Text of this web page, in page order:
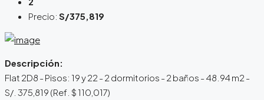
Precio: S/375,819
Descripción:
Flat 2D8 - Pisos: 19 y 22 - 2 dormitorios - 2 baños - 48.94 m2 -
S/. 375,819 (Ref. $ 110,017)